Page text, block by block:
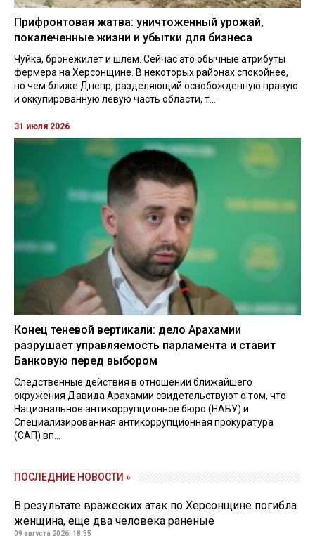
Прифронтовая жатва: уничтоженный урожай,
покалеченные жизни и убытки для бизнеса
Чуйка, бронежилет и шлем. Сейчас это обычные атрибуты
фермера на Херсонщине. В некоторых районах спокойнее,
но чем ближе Днепр, разделяющий освобожденную правую
и оккупированную левую часть области, т...
31 июля 2026
Конец теневой вертикали: дело Арахамии
разрушает управляемость парламента и ставит
Банковую перед выбором
Следственные действия в отношении ближайшего
окружения Давида Арахамии свидетельствуют о том, что
Национальное антикоррупционное бюро (НАБУ) и
Специализированная антикоррупционная прокуратура
(САП) вп...
ПОСЛЕДНИЕ НОВОСТИ »
В результате вражеских атак по Херсонщине погибла
женщина, еще два человека раненые
09 августа 2026, 18:55